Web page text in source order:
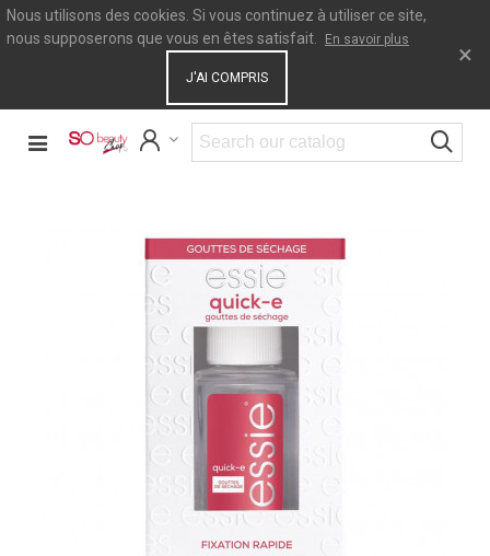
Nous utilisons des cookies. Si vous continuez à utiliser ce site,
nous supposerons que vous en êtes satisfait.
En savoir plus
J'AI COMPRIS
×